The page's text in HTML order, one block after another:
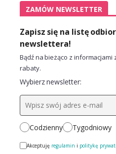
ZAMÓW NEWSLETTER
Zapisz się na listę
newslettera!
Bądź na bieżąco z
rabaty.
Wybierz newsletter:
Codzienny Tygodniowy
Akceptuję regulamin i politykę